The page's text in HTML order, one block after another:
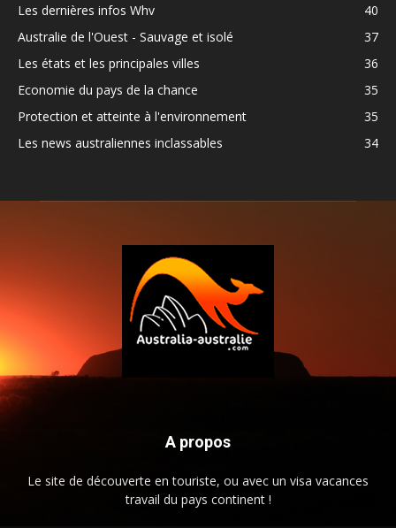
Les dernières infos Whv
40
Australie de l'Ouest - Sauvage et isolé
37
Les états et les principales villes
36
Economie du pays de la chance
35
Protection et atteinte à l'environnement
35
Les news australiennes inclassables
34
A propos
Le site de découverte en touriste, ou avec un visa vacances
travail du pays continent !